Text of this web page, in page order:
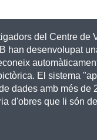
del Centre de
han desenvolupat
El sistema
dades amb més de
d'obres que li són